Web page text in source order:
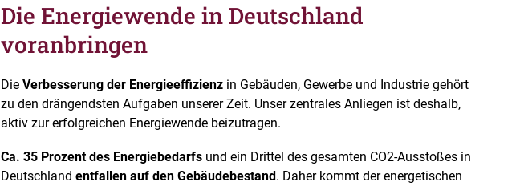
Die Energiewende in Deutschland
voranbringen
Die Verbesserung der Energieeffizienz in Gebäuden, Gewerbe und Industrie gehört
zu den drängendsten Aufgaben unserer Zeit. Unser zentrales Anliegen ist deshalb,
aktiv zur erfolgreichen Energiewende beizutragen.
Ca. 35 Prozent des Energiebedarfs und ein Drittel des gesamten CO2-Ausstoßes in
Deutschland entfallen auf den Gebäudebestand. Daher kommt der energetischen